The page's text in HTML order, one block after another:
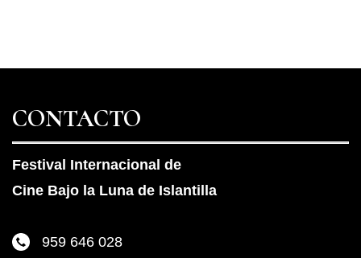
CONTACTO
Festival Internacional de
Cine Bajo la Luna de Islantilla
959 646 028